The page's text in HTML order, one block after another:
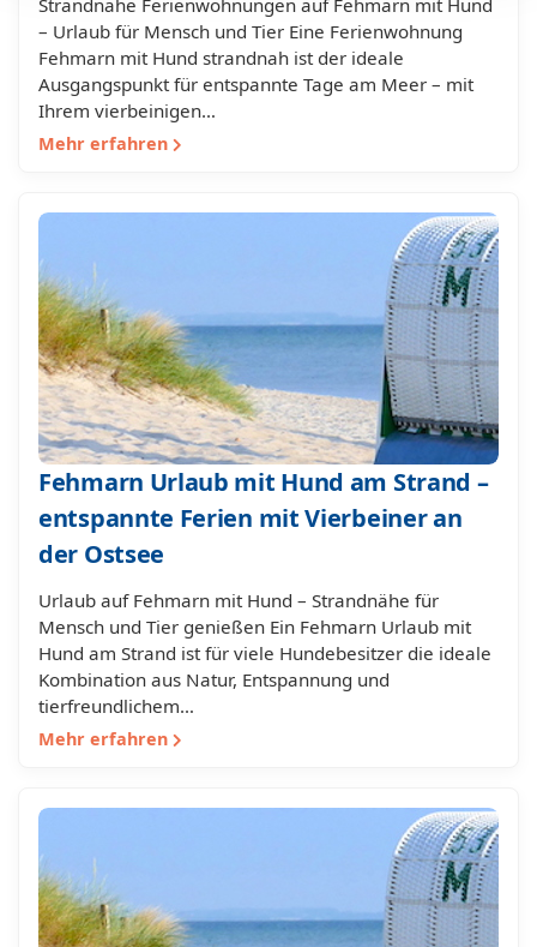
Strandnahe Ferienwohnungen auf Fehmarn mit Hund
– Urlaub für Mensch und Tier Eine Ferienwohnung
Fehmarn mit Hund strandnah ist der ideale
Ausgangspunkt für entspannte Tage am Meer – mit
Ihrem vierbeinigen…
Mehr erfahren
Fehmarn Urlaub mit Hund am Strand –
entspannte Ferien mit Vierbeiner an
der Ostsee
Urlaub auf Fehmarn mit Hund – Strandnähe für
Mensch und Tier genießen Ein Fehmarn Urlaub mit
Hund am Strand ist für viele Hundebesitzer die ideale
Kombination aus Natur, Entspannung und
tierfreundlichem…
Mehr erfahren